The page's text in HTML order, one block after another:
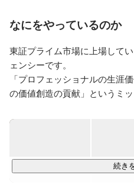
なにをやっているのか
東証プライム市場に上場して
ェンシーです。
「プロフェッショナルの生涯
の価値創造の貢献」というミッ
まざまな働き方をご提案してい
ブ領域を中心に、プロデュー
続き